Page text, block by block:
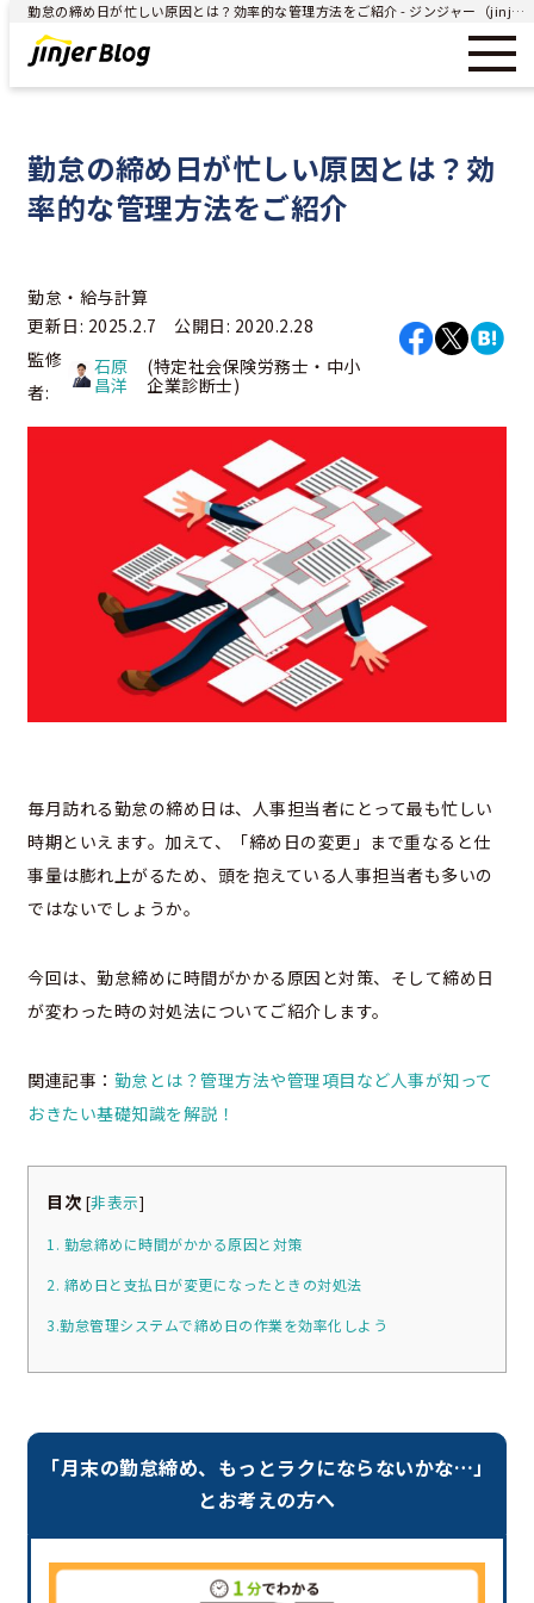
勤怠の締め日が忙しい原因とは？効率的な管理方法をご紹介 - ジンジャー（jinjer）｜統合型人事システム
勤怠の締め日が忙しい原因とは？効
率的な管理方法をご紹介
勤怠・給与計算
更新日: 2025.2.7 公開日: 2020.2.28
監修
者:
石原
昌洋
(特定社会保険労務士・中小
企業診断士)
毎月訪れる勤怠の締め日は、人事担当者にとって最も忙しい
時期といえます。加えて、「締め日の変更」まで重なると仕
事量は膨れ上がるため、頭を抱えている人事担当者も多いの
ではないでしょうか。
今回は、勤怠締めに時間がかかる原因と対策、そして締め日
が変わった時の対処法についてご紹介します。
関連記事： 勤怠とは？管理方法や管理項目など人事が知って
おきたい基礎知識を解説！
目次 [非表示]
1. 勤怠締めに時間がかかる原因と対策
2. 締め日と支払日が変更になったときの対処法
3.勤怠管理システムで締め日の作業を効率化しよう
「月末の勤怠締め、もっとラクにならないかな…」
とお考えの方へ